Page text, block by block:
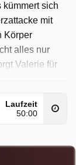
kümmert sich
mit
Körper
alles nur
Valerie für
bringt damit
in der
unter Druck
Laufzeit
50:00